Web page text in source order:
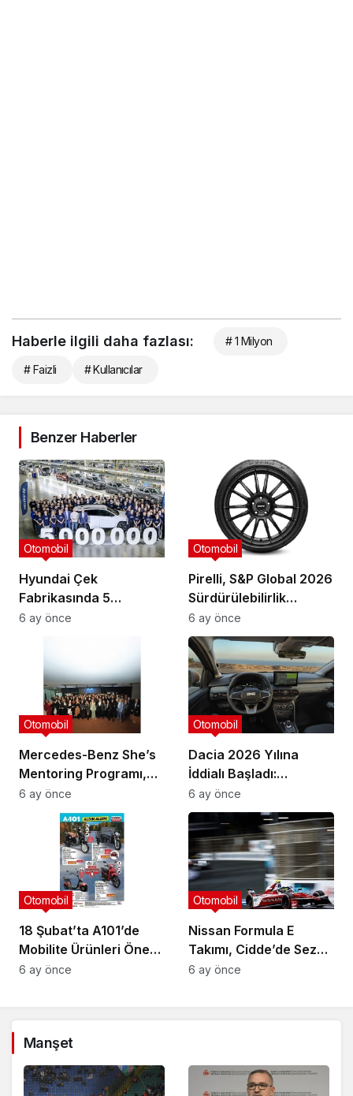
Haberle ilgili daha fazlası: # 1 Milyon
# Faizli # Kullanıcılar
Benzer Haberler
Hyundai Çek
Fabrikasında 5
Milyonuncu Araç
Otomobil
6 ay önce
Pirelli, S&P Global 2026
Sürdürülebilirlik
Yıllığı’nda Dünyadaki
Tek Lastik Üreticisi
Olarak “İlk %1” İçinde
Yer Aldı
Otomobil
6 ay önce
Mercedes-Benz She’s
Mentoring Programı,
3.Yılında Geleceğin
Kadın Liderlerini
Desteklemeye Devam
Otomobil
6 ay önce
Dacia 2026 Yılına
İddialı Başladı:
Yenilenen Model Ailesi
Yollara Çıkıyor
Otomobil
6 ay önce
18 Şubat’ta A101’de
Mobilite Ürünleri Öne
Çıkıyor
Otomobil
6 ay önce
Nissan Formula E
Takımı, Cidde’de Sezon
12’nin üçüncü
Otomobil
6 ay önce
Manşet